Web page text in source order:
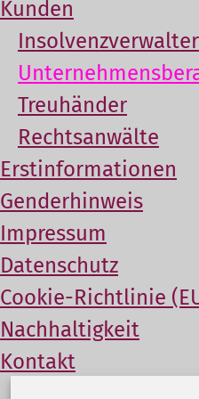
Kunden
Insolvenzverwalter
Treuhänder
Rechtsanwälte
Erstinformationen
Genderhinweis
Impressum
Datenschutz
Cookie-Richtlinie
Nachhaltigkeit
Kontakt